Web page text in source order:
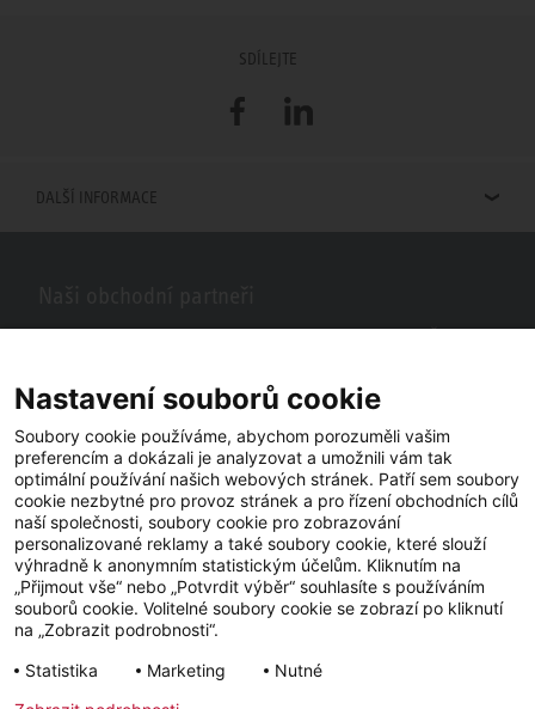
SDÍLEJTE
FacebookLinkedIn
DALŠÍ INFORMACE
se vám naši partneři ve vašem okolí.
YouTube Facebook LinkedIn
Instagram
Nastavení souborů cookie
Soubory cookie používáme, abychom porozuměli vašim
preferencím a dokázali je analyzovat a umožnili vám tak
optimální používání našich webových stránek. Patří sem soubory
cookie nezbytné pro provoz stránek a pro řízení obchodních cílů
naší společnosti, soubory cookie pro zobrazování
personalizované reklamy a také soubory cookie, které slouží
výhradně k anonymním statistickým účelům. Kliknutím na
„Přijmout vše“ nebo „Potvrdit výběr“ souhlasíte s používáním
souborů cookie. Volitelné soubory cookie se zobrazí po kliknutí
na „Zobrazit podrobnosti“.
Statistika
Marketing
Nutné